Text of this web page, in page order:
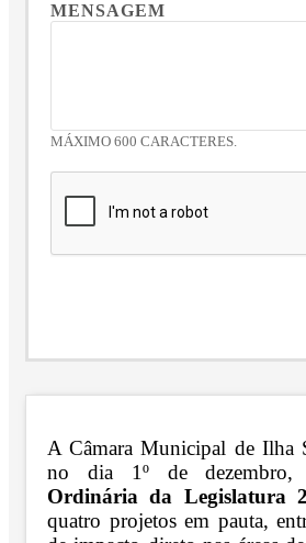
MENSAGEM
MÁXIMO 600 CARACTERES.
A Câmara Municipal de Ilha
no dia 1º de
Ordinária da Legislatura
quatro projetos em pauta,